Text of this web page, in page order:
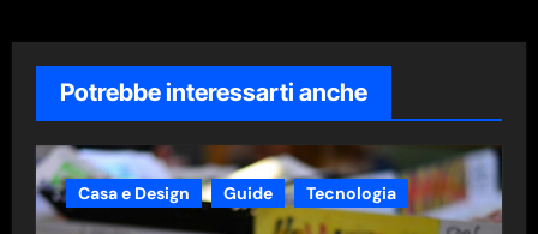
Potrebbe interessarti anche
Casa e Design Guide Tecnologia